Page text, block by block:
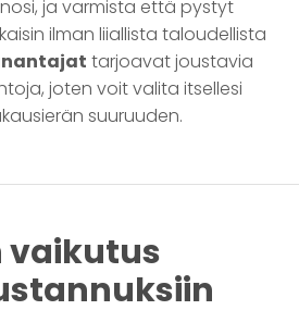
ja varmista että pystyt
ilman liiallista taloudellista
tarjoavat joustavia
joten voit valita itsellesi
suuruuden.
vaikutus